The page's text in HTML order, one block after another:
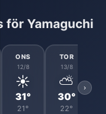
för Yamaguchi
ONS
12/8
☀️
31°
21°
TOR
13/8
⛅
30°
22°
›